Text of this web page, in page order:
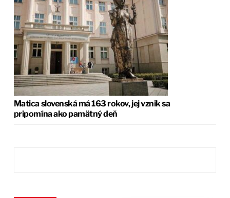
Matica slovenská má 163 rokov, jej vznik sa
pripomína ako pamätný deň